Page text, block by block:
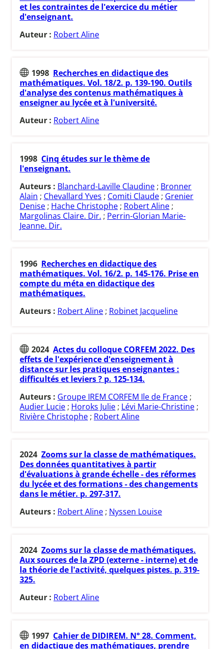
et les contraintes de l'exercice du métier
d'enseignant.
Auteur : Robert Aline
1998 Recherches en didactique des
mathématiques. Vol. 18/2. p. 139-190. Outils
d'analyse des contenus mathématiques à
enseigner au lycée et à l'université.
Auteur : Robert Aline
1998 Cinq études sur le thème de
l'enseignant.
Auteurs : Blanchard-Laville Claudine ; Bronner
Alain ; Chevallard Yves ; Comiti Claude ; Grenier
Denise ; Hache Christophe ; Robert Aline ;
Margolinas Claire. Dir. ; Perrin-Glorian Marie-
Jeanne. Dir.
1996 Recherches en didactique des
mathématiques. Vol. 16/2. p. 145-176. Prise en
compte du méta en didactique des
mathématiques.
Auteurs : Robert Aline ; Robinet Jacqueline
2024 Actes du colloque CORFEM 2022. Des
effets de l'expérience d'enseignement à
distance sur les pratiques enseignantes :
difficultés et leviers ? p. 125-134.
Auteurs : Groupe IREM CORFEM Ile de France ;
Audier Lucie ; Horoks Julie ; Lévi Marie-Christine ;
Rivière Christophe ; Robert Aline
2024 Zooms sur la classe de mathématiques.
Des données quantitatives à partir
d'évaluations à grande échelle - des réformes
du lycée et des formations - des changements
dans le métier. p. 297-317.
Auteurs : Robert Aline ; Nyssen Louise
2024 Zooms sur la classe de mathématiques.
Aux sources de la ZPD (externe - interne) et de
la théorie de l'activité, quelques pistes. p. 319-
325.
Auteur : Robert Aline
1997 Cahier de DIDIREM. N° 28. Comment,
en didactique des mathématiques, prendre